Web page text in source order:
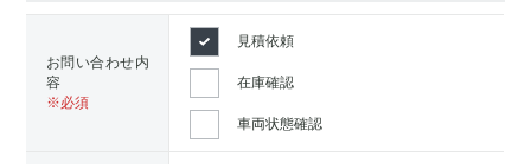
お問い合わせ内
容
見積依頼
在庫確認
車両状態確認